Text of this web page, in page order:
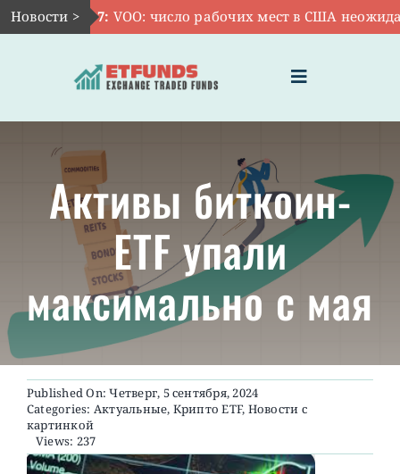
Skip
to
Новости >
Авг 7: VOO: число рабочих мест в США неожиданно
Toggle
Navigation
ГЛАВНАЯ
ЧТО ТАКОЕ ETF
ИНВЕСТИЦИИ В ETF
ТЕМАТИЧЕСКИЕ ETF
АКТУАЛЬНЫЕ
О ПРОЕКТЕ
Активы биткоин-
ETF упали
максимально с мая
Published On: Четверг, 5 сентября, 2024
Categories: Актуальные, Крипто ETF, Новости с
картинкой
Views: 237